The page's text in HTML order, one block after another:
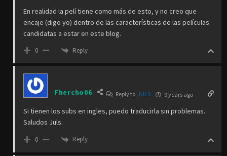
En realidad la pelí tiene como más de esto, y no creo que
encaje (digo yo) dentro de las características de las películas
candidatas a estar en este blog.
0 Reply
Fhercho06 Reply to JULS 9 years ago
Si tienen los subs en ingles, puedo traducirla sin problemas.
Saludos Juls.
0 Reply